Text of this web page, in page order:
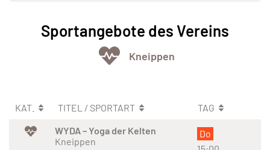
Sportangebote des Vereins
Kneippen
KAT. TITEL / SPORTART
TAG
WYDA – Yoga der Kelten
Kneippen
Do